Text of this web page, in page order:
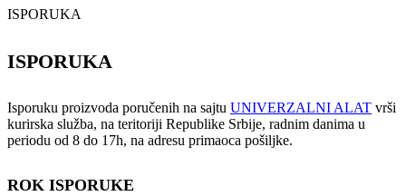
ISPORUKA
ISPORUKA
Isporuku proizvoda poručenih na sajtu UNIVERZALNI ALAT vrši
kurirska služba, na teritoriji Republike Srbije, radnim danima u
periodu od 8 do 17h, na adresu primaoca pošiljke.
ROK ISPORUKE